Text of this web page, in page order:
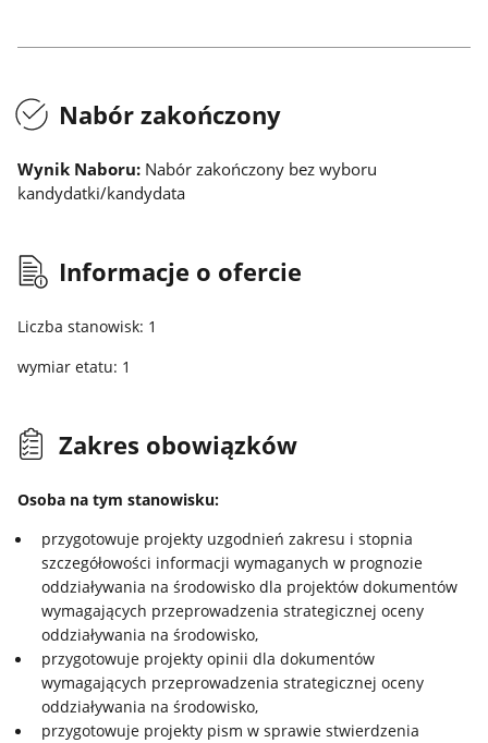
Nabór zakończony
Wynik Naboru: Nabór zakończony bez wyboru
kandydatki/kandydata
Informacje o ofercie
Liczba stanowisk: 1
wymiar etatu: 1
Zakres obowiązków
Osoba na tym stanowisku:
przygotowuje projekty uzgodnień zakresu i stopnia
szczegółowości informacji wymaganych w prognozie
oddziaływania na środowisko dla projektów dokumentów
wymagających przeprowadzenia strategicznej oceny
oddziaływania na środowisko,
przygotowuje projekty opinii dla dokumentów
wymagających przeprowadzenia strategicznej oceny
oddziaływania na środowisko,
przygotowuje projekty pism w sprawie stwierdzenia